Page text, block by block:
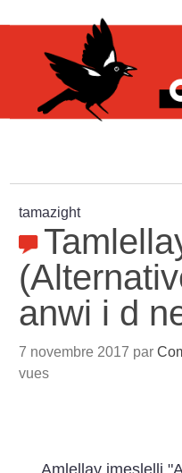
tamazight
anwi i d
7 novembre 2017 par
vues
Amlellay imeslelli